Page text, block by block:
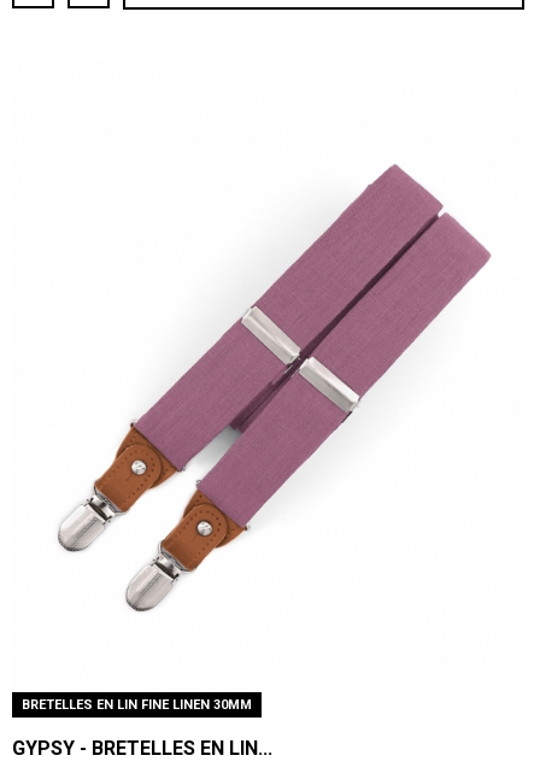
BRETELLES EN LIN FINE LINEN 30MM
GYPSY - BRETELLES EN LIN...